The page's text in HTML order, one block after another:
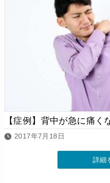
【症例】背中が急に痛
2017年7月18日
詳細